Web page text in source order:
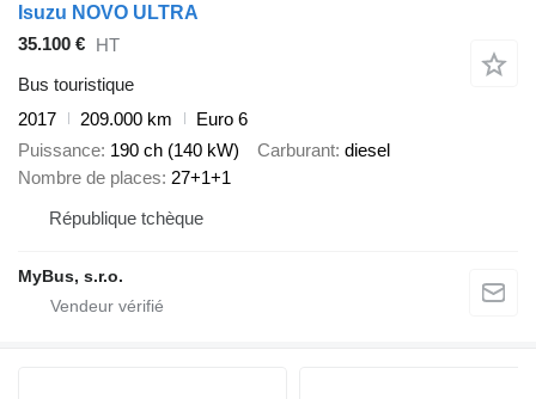
Isuzu NOVO ULTRA
35.100 €
HT
Bus touristique
2017
209.000 km
Euro 6
Puissance 190 ch (140 kW) Carburant diesel
Nombre de places 27+1+1
République tchèque
MyBus, s.r.o.